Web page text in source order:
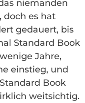
niemanden
doch es hat
gedauert, bis
Standard Book
Jahre,
einstieg, und
Book
weitsichtig.